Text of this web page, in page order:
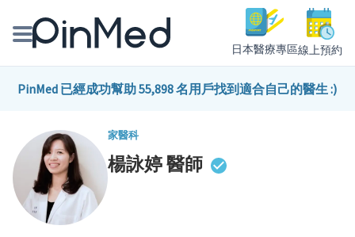
日本醫療專區線上預約
線上預約醫師、院所
醫師專欄專訪
健康主題館
PinMed 已經成功幫助 55,898 名用戶找到適合自己的醫生 :)
家醫科
楊詠婷醫師